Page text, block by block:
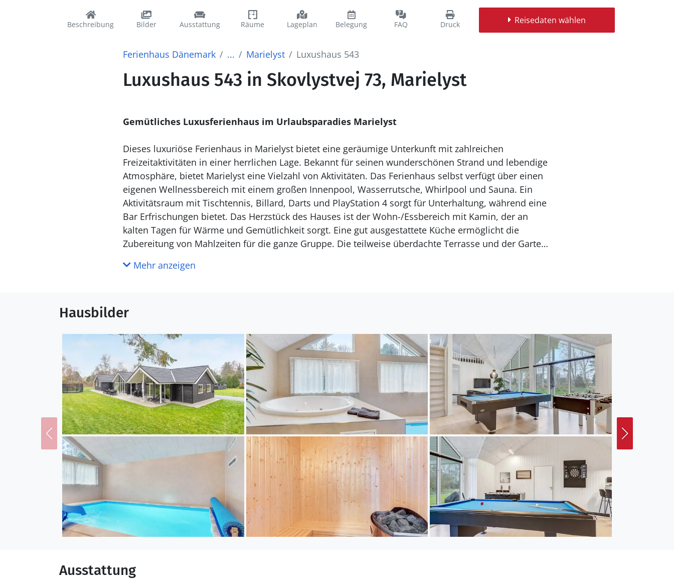
Beschreibung Bilder Ausstattung Räume Lageplan Belegung FAQ Druck Reisedaten wählen
Ferienhaus Dänemark ... Marielyst Luxushaus 543
Luxushaus 543 in Skovlystvej 73, Marielyst
Gemütliches Luxusferienhaus im Urlaubsparadies Marielyst
Dieses luxuriöse Ferienhaus in Marielyst bietet eine geräumige Unterkunft mit zahlreichen
Freizeitaktivitäten in einer herrlichen Lage. Bekannt für seinen wunderschönen Strand und lebendige
Atmosphäre, bietet Marielyst eine Vielzahl von Aktivitäten. Das Ferienhaus selbst verfügt über einen
eigenen Wellnessbereich mit einem großen Innenpool, Wasserrutsche, Whirlpool und Sauna. Ein
Aktivitätsraum mit Tischtennis, Billard, Darts und PlayStation 4 sorgt für Unterhaltung, während eine
Bar Erfrischungen bietet. Das Herzstück des Hauses ist der Wohn-/Essbereich mit Kamin, der an
kalten Tagen für Wärme und Gemütlichkeit sorgt. Eine gut ausgestattete Küche ermöglicht die
Zubereitung von Mahlzeiten für die ganze Gruppe. Die teilweise überdachte Terrasse und der Garten
über sechs Doppelzimmer, die sich auf zwei Bereiche mit jeweils eigenem Badezimmer verteilen,
Mehr anzeigen
Hausbilder
Ausstattung